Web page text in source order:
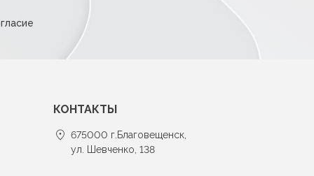
КОНТАКТЫ
675000 г.Благовещенск,
ул. Шевченко, 138